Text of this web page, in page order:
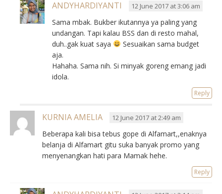
ANDYHARDIYANTI 12 June 2017 at 3:06 am
Sama mbak. Bukber ikutannya ya paling yang
undangan. Tapi kalau BSS dan di resto mahal,
duh..gak kuat saya
Sesuaikan sama budget
aja.
Hahaha. Sama nih. Si minyak goreng emang jadi
idola.
Reply
KURNIA AMELIA 12 June 2017 at 2:49 am
Beberapa kali bisa tebus gope di Alfamart,,enaknya
belanja di Alfamart gitu suka banyak promo yang
menyenangkan hati para Mamak hehe.
Reply